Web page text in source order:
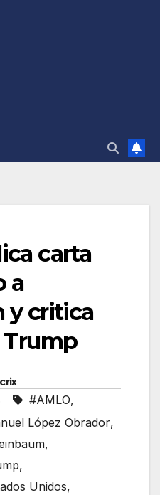
carta
a
y critica
Trump
#AMLO,
López Obrador,
,
,
Unidos,